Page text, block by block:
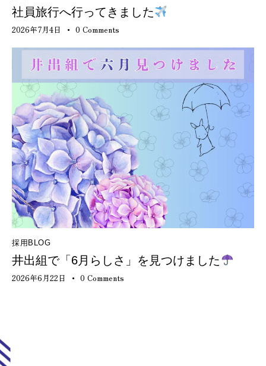
社員旅行へ行ってきました
2026年7月4日 0 Comments
採用BLOG
井出組で「6月らしさ」を見つけました
2026年6月22日 0 Comments